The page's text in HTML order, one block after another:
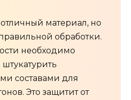
материал, но
обработки.
необходимо
штукатурить
составами для
Это защитит от